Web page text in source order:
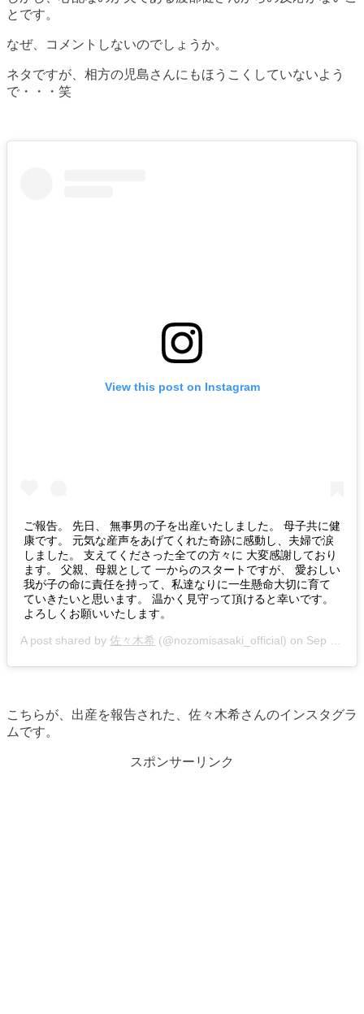
とです。
なぜ、コメントしないのでしょうか。
ネタですが、相方の児島さんにもほうこくしていないよう
で・・・笑
View this post on Instagram
ご報告。 先日、 無事男の子を出産いたしました。 母子共に健
康です。 元気な産声をあげてくれた奇跡に感動し、夫婦で涙
しました。 支えてくださった全ての方々に 大変感謝しており
ます。 父親、母親として 一からのスタートですが、 愛おしい
我が子の命に責任を持って、私達なりに一生懸命大切に育て
ていきたいと思います。 温かく見守って頂けると幸いです。
よろしくお願いいたします。
A post shared by 佐々木希 (@nozomisasaki_official) on Sep 12, 2018 at 9:00pm PDT
こちらが、出産を報告された、佐々木希さんのインスタグラ
ムです。
スポンサーリンク